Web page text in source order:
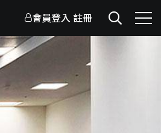
會員登入 註冊